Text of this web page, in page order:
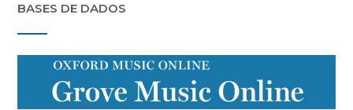
BASES DE DADOS